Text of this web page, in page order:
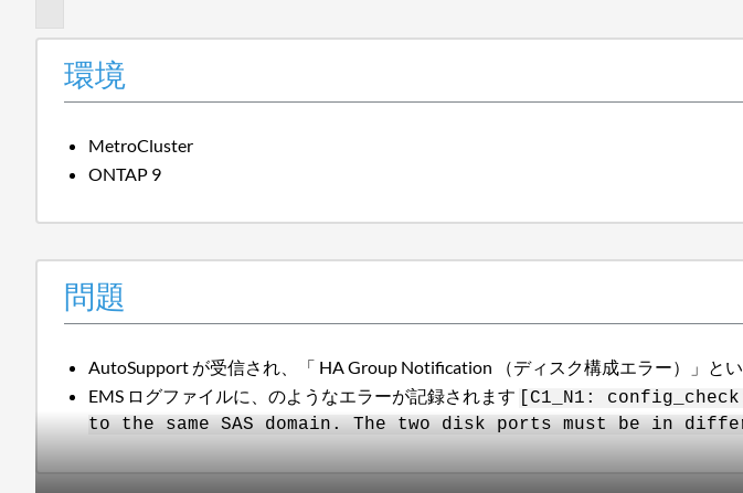
環境
MetroCluster
ONTAP 9
問題
AutoSupport が受信され、「 HA Group Notification （ディスク構成エラー）」と
EMS ログファイルに、のようなエラーが記録されます
[C1_N1:
to the same SAS domain. The two disk ports must be in